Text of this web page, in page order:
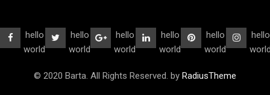
hello
world
hello
world
hello
world
hello
world
hello
world
hello
© 2020 Barta. All Rights Reserved. by RadiusTheme